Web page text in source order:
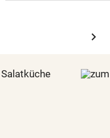
chevron_right